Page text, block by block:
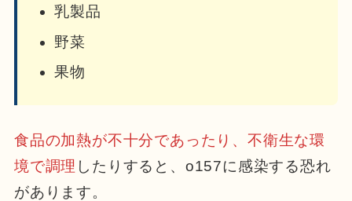
乳製品
野菜
果物
食品の加熱が不十分であったり、不衛生な環
境で調理 したりすると、o157に感染する恐れ
があります。